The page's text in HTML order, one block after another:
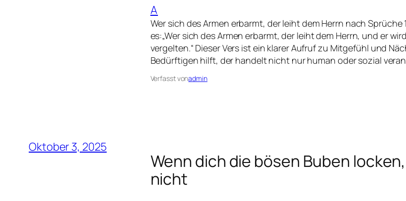
A
Wer sich des Armen erbarmt, der leiht dem Herrn nach Sprüche
es:„Wer sich des Armen erbarmt, der leiht dem Herrn, und er
vergelten.“ Dieser Vers ist ein klarer Aufruf zu Mitgefühl und
Bedürftigen hilft, der handelt nicht nur human oder sozial
Verfasst vonadmin
Oktober 3, 2025
Wenn dich die bösen Buben
nicht